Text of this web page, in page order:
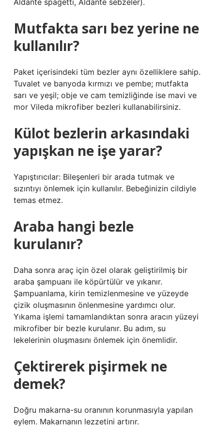
Aldante spagetti, Aldante sebzeler).
Mutfakta sarı bez yerine ne
kullanılır?
Paket içerisindeki tüm bezler aynı özelliklere sahip.
Tuvalet ve banyoda kırmızı ve pembe; mutfakta
sarı ve yeşil; obje ve cam temizliğinde ise mavi ve
mor Vileda mikrofiber bezleri kullanabilirsiniz.
Külot bezlerin arkasındaki
yapışkan ne işe yarar?
Yapıştırıcılar: Bileşenleri bir arada tutmak ve
sızıntıyı önlemek için kullanılır. Bebeğinizin cildiyle
temas etmez.
Araba hangi bezle
kurulanır?
Daha sonra araç için özel olarak geliştirilmiş bir
araba şampuanı ile köpürtülür ve yıkanır.
Şampuanlama, kirin temizlenmesine ve yüzeyde
çizik oluşmasının önlenmesine yardımcı olur.
Yıkama işlemi tamamlandıktan sonra aracın yüzeyi
mikrofiber bir bezle kurulanır. Bu adım, su
lekelerinin oluşmasını önlemek için önemlidir.
Çektirerek pişirmek ne
demek?
Doğru makarna-su oranının korunmasıyla yapılan
eylem. Makarnanın lezzetini artırır.